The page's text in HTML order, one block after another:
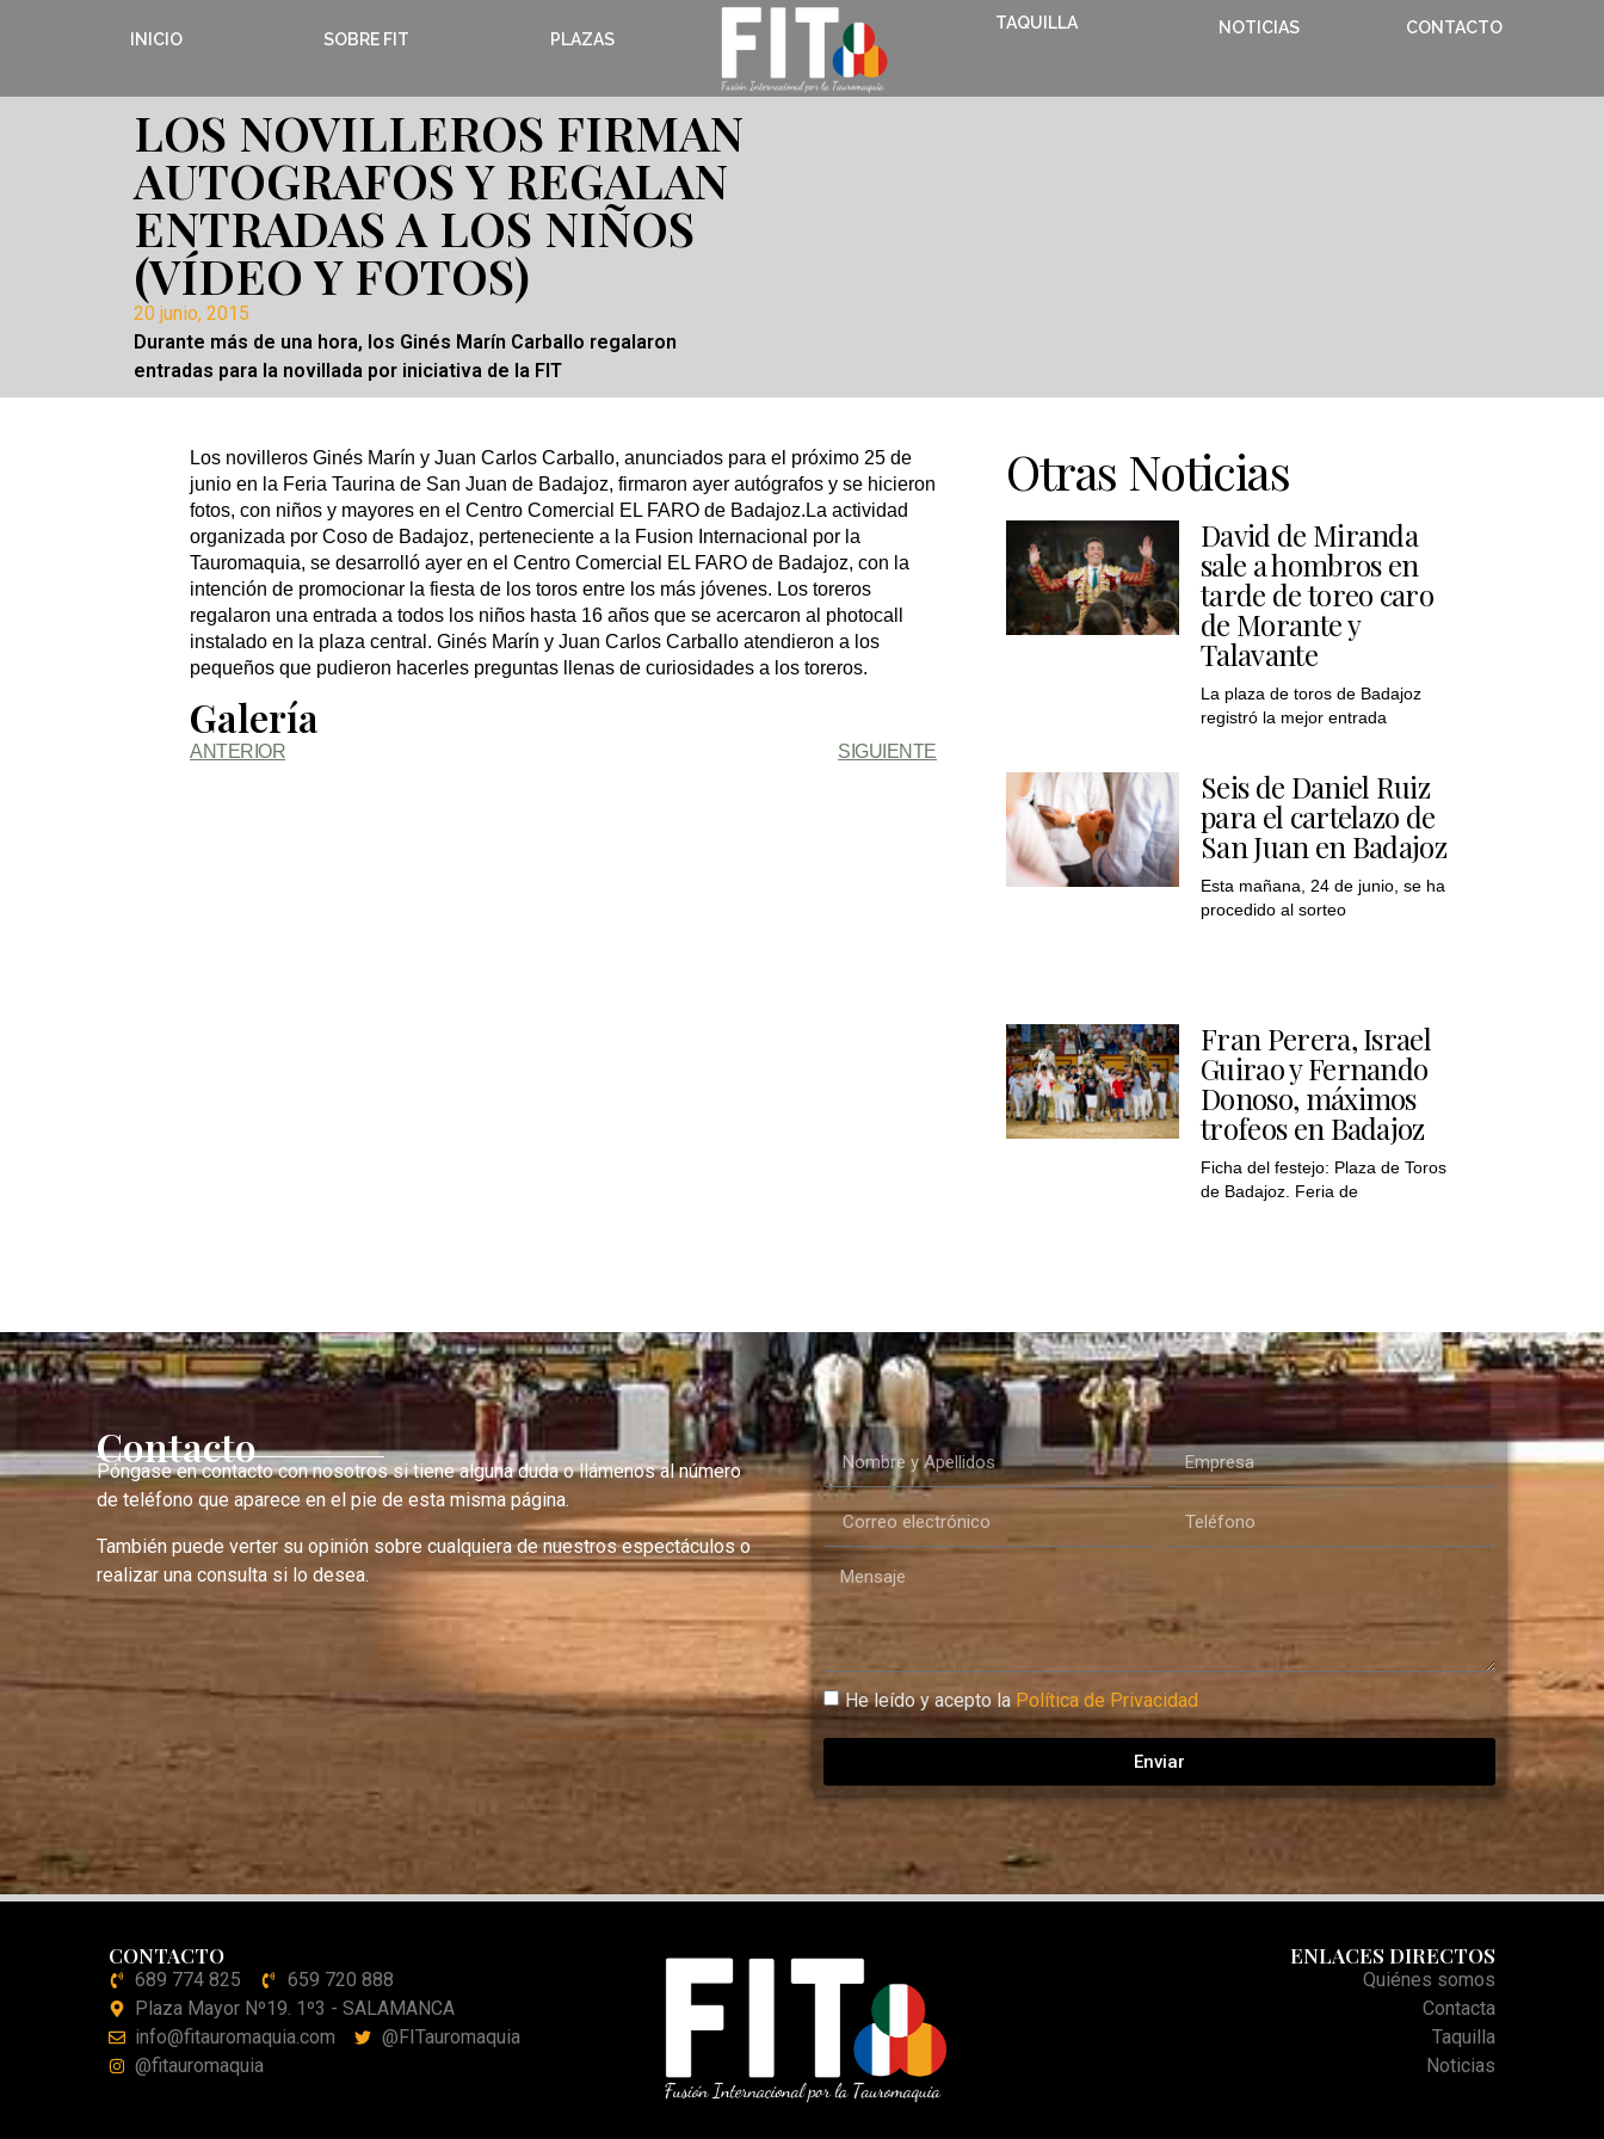
INICIO SOBRE FIT PLAZAS
TAQUILLA NOTICIAS CONTACTO
LOS NOVILLEROS FIRMAN
AUTOGRAFOS Y REGALAN
ENTRADAS A LOS NIÑOS
(VÍDEO Y FOTOS)
20 junio, 2015
Durante más de una hora, los Ginés Marín Carballo regalaron
entradas para la novillada por iniciativa de la FIT
Los novilleros Ginés Marín y Juan Carlos Carballo, anunciados para el próximo 25 de
junio en la Feria Taurina de San Juan de Badajoz, firmaron ayer autógrafos y se hicieron
fotos, con niños y mayores en el Centro Comercial EL FARO de Badajoz.La actividad
organizada por Coso de Badajoz, perteneciente a la Fusion Internacional por la
Tauromaquia, se desarrolló ayer en el Centro Comercial EL FARO de Badajoz, con la
intención de promocionar la fiesta de los toros entre los más jóvenes. Los toreros
regalaron una entrada a todos los niños hasta 16 años que se acercaron al photocall
instalado en la plaza central. Ginés Marín y Juan Carlos Carballo atendieron a los
pequeños que pudieron hacerles preguntas llenas de curiosidades a los toreros.
Galería
ANTERIOR SIGUIENTE
Otras Noticias
David de Miranda
sale a hombros en
tarde de toreo caro
de Morante y
Talavante
La plaza de toros de Badajoz
registró la mejor entrada
Seis de Daniel Ruiz
para el cartelazo de
San Juan en Badajoz
Esta mañana, 24 de junio, se ha
procedido al sorteo
Fran Perera, Israel
Guirao y Fernando
Donoso, máximos
trofeos en Badajoz
Ficha del festejo: Plaza de Toros
de Badajoz. Feria de
Contacto
Póngase en contacto con nosotros si tiene alguna duda o llámenos al número
de teléfono que aparece en el pie de esta misma página.
También puede verter su opinión sobre cualquiera de nuestros espectáculos o
realizar una consulta si lo desea.
He leído y acepto laPolítica de Privacidad
Enviar
CONTACTO
689 774 825
659 720 888
Plaza Mayor Nº19. 1º3 - SALAMANCA
info@fitauromaquia.com
@FITauromaquia
@fitauromaquia
ENLACES DIRECTOS
Quiénes somos
Contacta
Taquilla
Noticias